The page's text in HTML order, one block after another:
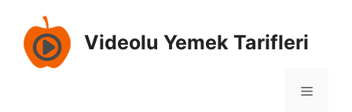
Videolu Yemek Tarifleri
Menü